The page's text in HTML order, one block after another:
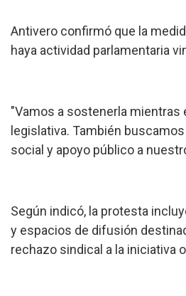
Antivero confirmó que la
haya actividad parlamentaria
"Vamos a sostenerla mientras
legislativa. También
social y apoyo público a
Según indicó, la protesta
y espacios de difusión
rechazo sindical a la iniciativa